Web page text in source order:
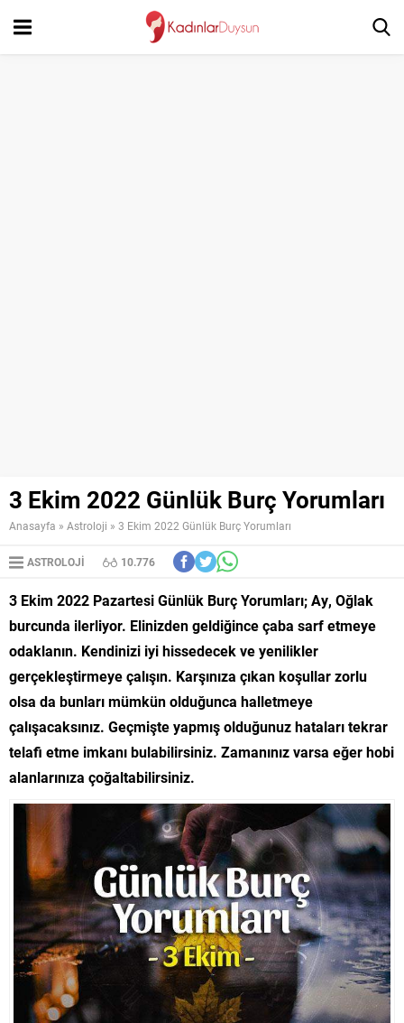
3 Ekim 2022 Günlük Burç Yorumları
Anasayfa » Astroloji » 3 Ekim 2022 Günlük Burç Yorumları
ASTROLOJI 10.776
3 Ekim 2022 Pazartesi Günlük Burç Yorumları; Ay, Oğlak
burcunda ilerliyor. Elinizden geldiğince çaba sarf etmeye
odaklanın. Kendinizi iyi hissedecek ve yenilikler
gerçekleştirmeye çalışın. Karşınıza çıkan koşullar zorlu
olsa da bunları mümkün olduğunca halletmeye
çalışacaksınız. Geçmişte yapmış olduğunuz hataları tekrar
telafi etme imkanı bulabilirsiniz. Zamanınız varsa eğer hobi
alanlarınıza çoğaltabilirsiniz.